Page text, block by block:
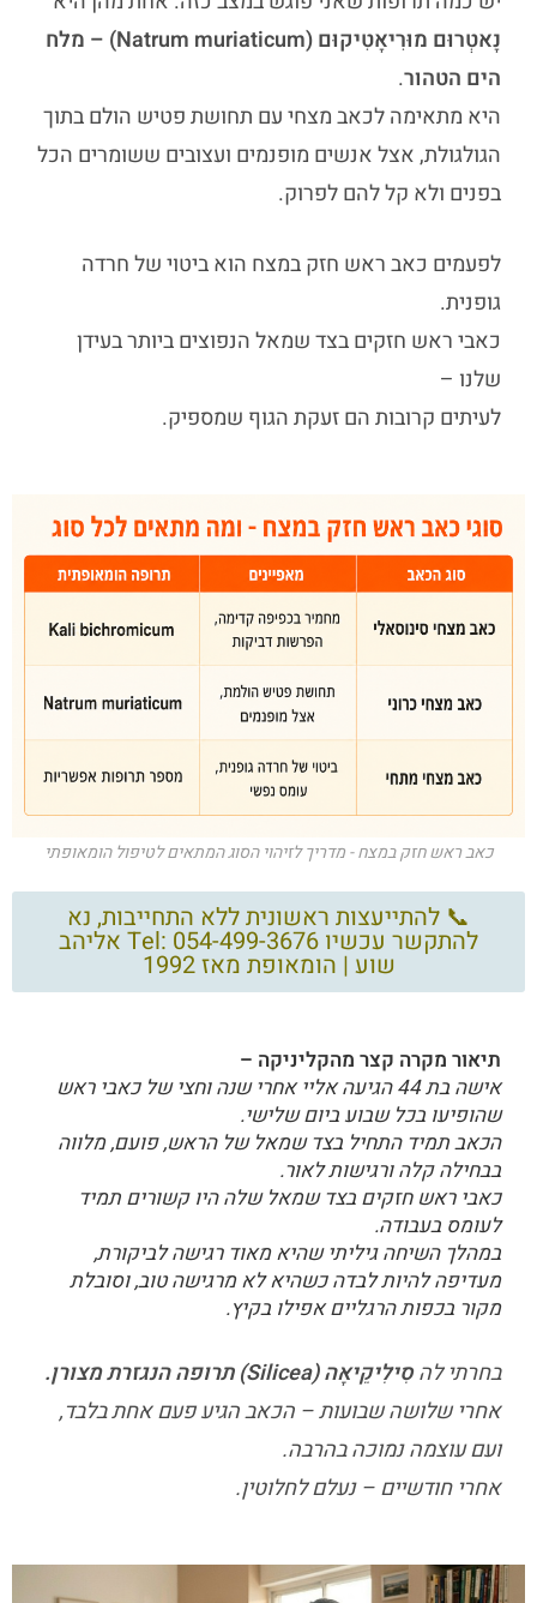
נָאטְרוּם מוּרִיאָטִיקוּם (Natrum muriaticum) – מלח
הים הטהור.
היא מתאימה לכאב מצחי עם תחושת פטיש הולם בתוך
הגולגולת, אצל אנשים מופנמים ועצובים ששומרים הכל
בפנים ולא קל להם לפרוק.
לפעמים כאב ראש חזק במצח הוא ביטוי של חרדה
גופנית.
כאבי ראש חזקים בצד שמאלהנפוצים ביותר בעידן
שלנו –
לעיתים קרובות הם זעקת הגוף שמספיק.
כאב ראש חזק במצח - מדריך לזיהוי הסוג המתאים לטיפול הומאופתי
📞 להתייעצות ראשונית ללא התחייבות, נא
להתקשר עכשיו Tel: 054-499-3676 אליהב
שוע | הומאופת מאז 1992
תיאור מקרה קצר מהקליניקה –
אישה בת 44 הגיעה אליי אחרי שנה וחצי של כאבי ראש
שהופיעו בכל שבוע ביום שלישי.
הכאב תמיד התחיל בצד שמאל של הראש, פועם, מלווה
בבחילה קלה ורגישות לאור.
כאבי ראש חזקים בצד שמאל שלה היו קשורים תמיד
לעומס בעבודה.
במהלך השיחה גיליתי שהיא מאוד רגישה לביקורת,
מעדיפה להיות לבדה כשהיא לא מרגישה טוב, וסובלת
מקור בכפות הרגליים אפילו בקיץ.
בחרתי להסִילִיקֵיאָה (Silicea) תרופה הנגזרת מצורן.
אחרי שלושה שבועות – הכאב הגיע פעם אחת בלבד,
ועם עוצמה נמוכה בהרבה.
אחרי חודשיים – נעלם לחלוטין.